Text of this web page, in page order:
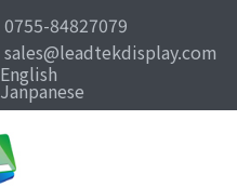
0755-84827079
sales@leadtekdisplay.com
English
Janpanese